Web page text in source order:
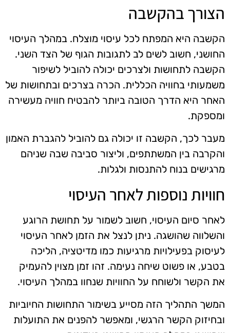
הצורך בהקשבה
הקשבה היא המפתח לכל עיסוי מוצלח. במהלך העיסוי
החושני, חשוב לשים לב לתגובות הגוף של הצד השני.
הקשבה לתחושות ולצרכים יכולה להוביל לשיפור
משמעותי בחוויה הכללית. הכרה בצרכים ובתחושות של
האחר היא הדרך הטובה ביותר להבטיח חוויה מעשירה
ומספקת.
מעבר לכך, הקשבה זו יכולה גם להוביל להגברת האמון
והקרבה בין המשתתפים, וליצור סביבה שבה שניהם
מרגישים בנוח להתנסות ולגלות.
חוויות נוספות לאחר העיסוי
לאחר סיום העיסוי, חשוב לשמור על תחושת הרוגע
והשלווה שהושגה. ניתן לנצל את הזמן לאחר העיסוי
לעיסוק בפעילויות מרגיעות כמו מדיטציה, הליכה
בטבע, או פשוט שיחה נעימה. זהו זמן מצוין להעמיק
את הקשר ולשוחח על החוויות שנחוו במהלך העיסוי.
המשך התהליך הזה מסייע בשימור התחושות החיוביות
ובחיזוק הקשר הרגשי, ומאפשר להפנים את התועלות